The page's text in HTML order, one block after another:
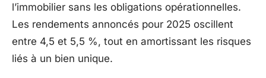
l’immobilier sans les obligations opérationnelles.
Les rendements annoncés pour 2025 oscillent
entre 4,5 et 5,5 %, tout en amortissant les risques
liés à un bien unique.